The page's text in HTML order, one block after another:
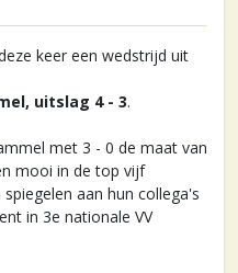
keer een wedstrijd uit
uitslag 4 - 3.
met 3 - 0 de maat van
mooi in de top vijf
aan hun collega's
in 3e nationale VV